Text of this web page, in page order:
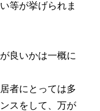
等が挙げられま
良いかは一概に
者にとっては多
スをして、万が